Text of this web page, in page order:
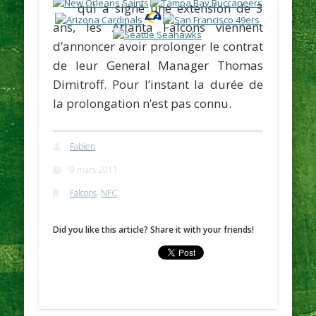
qui a signé une extension de 3
ans, les Atlanta Falcons viennent
d’annoncer avoir prolonger le contrat
de leur General Manager Thomas
Dimitroff. Pour l’instant la durée de
la prolongation n’est pas connu.
Fabien
9 mars 2011
Falcons, NFC
Did you like this article? Share it with your friends!